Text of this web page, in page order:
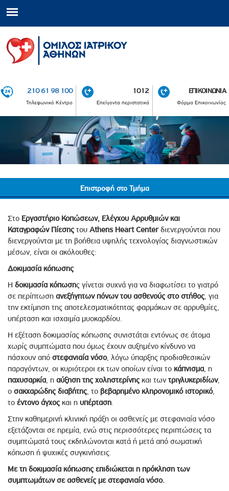
210 61 98 100
Τηλεφωνικό Κέντρο
1012
Επείγοντα περιστατικά
ΕΠΙΚΟΙΝΩΝΙΑ
Φόρμα Επικοινωνίας
Επιστροφή στο Τμήμα
Στο Εργαστήριο Κοπώσεων, Ελέγχου Αρρυθμιών και
Καταγραφών Πίεσηςτου Athens HeartCenterδιενεργούνται που
διενεργούνται με τη βοήθεια υψηλής τεχνολογίας διαγνωστικών
μέσων, είναι οι ακόλουθες:
Δοκιμασία κόπωσης
Η δοκιμασία κόπωσης γίνεται συχνά για να διαφωτίσει το γιατρό
σε περίπτωση ανεξήγητων πόνων του ασθενούς στο στήθος, για
την εκτίμηση της αποτελεσματικότητας φαρμάκων σε αρρυθμίες,
υπέρταση και ισχαιμία μυοκαρδίου.
Η εξέταση δοκιμασίας κόπωσης συνιστάται εντόνως σε άτομα
χωρίς συμπτώματα που όμως έχουν αυξημένο κίνδυνο να
πάσχουν από στεφανιαία νόσο, λόγω ύπαρξης προδιαθεσικών
παραγόντων, οι κυριότεροι εκ των οποίων είναι το κάπνισμα, η
παχυσαρκία, η αύξηση της χοληστερίνηςκαι των τριγλυκεριδίων,
ο σακχαρώδης διαβήτης, το βεβαρημένο κληρονομικό ιστορικό,
το έντονο άγχοςκαι η υπέρταση.
Στην καθημερινή κλινική πράξη οι ασθενείς με στεφανιαία νόσο
εξετάζονται σε ηρεμία, ενώ στις περισσότερες περιπτώσεις τα
συμπτώματά τους εκδηλώνονται κατά ή μετά από σωματική
κόπωση ή ψυχικές συγκινήσεις.
Με τη δοκιμασία κόπωσης επιδιώκεται η πρόκληση των
συμπτωμάτων σε ασθενείς με στεφανιαία νόσο.